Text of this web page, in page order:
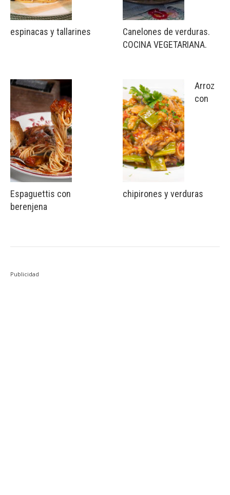
espinacas y tallarines
Espaguettis con
berenjena
Canelones de verduras.
COCINA VEGETARIANA.
Arroz
con
chipirones y verduras
Publicidad